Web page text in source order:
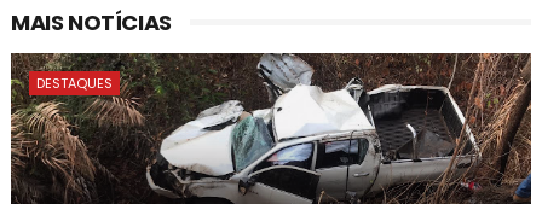
MAIS NOTÍCIAS
DESTAQUES